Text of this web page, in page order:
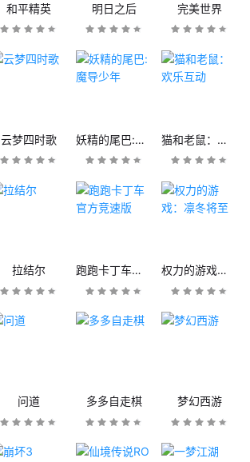
和平精英 明日之后 完美世界
云梦四时歌 妖精的尾巴:魔导少年 猫和老鼠：欢乐互动
拉结尔 跑跑卡丁车官方竞速版 权力的游戏：凛冬将至
问道 多多自走棋 梦幻西游